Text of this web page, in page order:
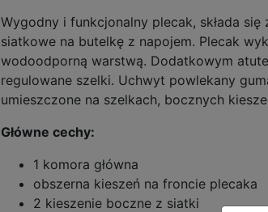
Wygodny i funkcjonalny plecak, składa
siatkowe na butelkę z napojem. Plecak
wodoodporną warstwą. Dodatkowym
regulowane szelki. Uchwyt powlekany
umieszczone na szelkach, bocznych
Główne cechy:
1 komora główna
obszerna kieszeń na froncie plecaka
2 kieszenie boczne z siatki